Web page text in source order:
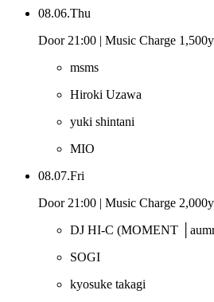
08.06.Thu
Door 21:00 | Music Charge
msms
Hiroki Uzawa
yuki shintani
MIO
08.07.Fri
Door 21:00 | Music Charge
DJ HI-C (MOMENT
SOGI
kyosuke takagi